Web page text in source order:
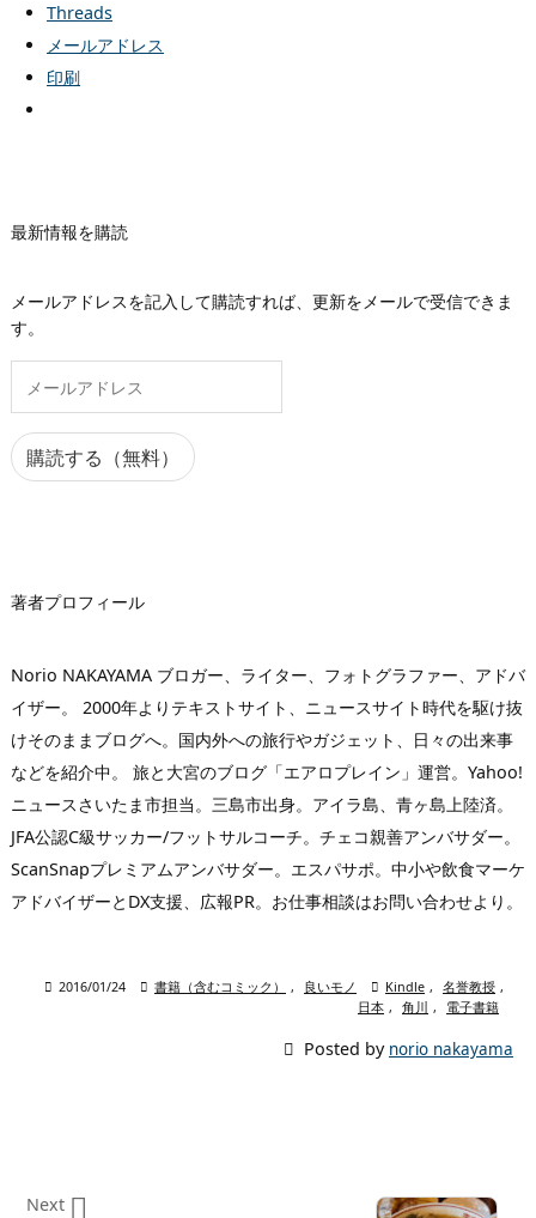
Threads
メールアドレス
印刷
最新情報を購読
メールアドレスを記入して購読すれば、更新をメールで受信できま
す。
ア
ド
購読する（無料）
著者プロフィール
Norio NAKAYAMA ブロガー、ライター、フォトグラファー、アドバ
イザー。 2000年よりテキストサイト、ニュースサイト時代を駆け抜
けそのままブログへ。国内外への旅行やガジェット、日々の出来事
などを紹介中。 旅と大宮のブログ「エアロプレイン」運営。Yahoo!
ニュースさいたま市担当。三島市出身。アイラ島、青ヶ島上陸済。
JFA公認C級サッカー/フットサルコーチ。チェコ親善アンバサダー。
ScanSnapプレミアムアンバサダー。エスパサポ。中小や飲食マーケ
アドバイザーとDX支援、広報PR。お仕事相談はお問い合わせより。
 2016/01/24  書籍（含むコミック） , 良いモノ  Kindle , 名誉教授 ,
日本 , 角川 , 電子書籍
 Posted by norio nakayama

Next